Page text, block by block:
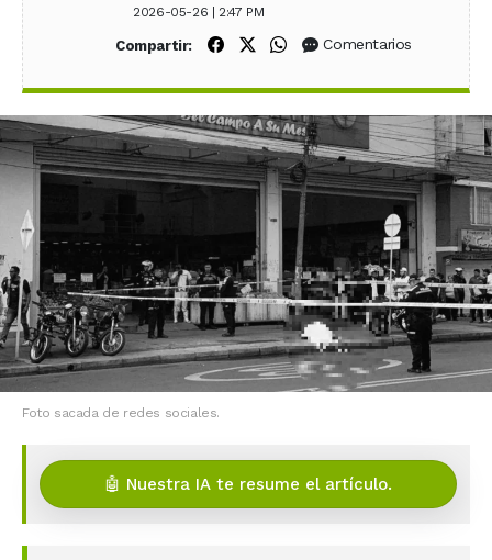
2026-05-26 | 2:47 PM
Compartir: Compartir en Facebook
Compartir en X (Twitter)
Compartir en WhatsApp
Comentarios
Foto sacada de redes sociales.
🤖 Nuestra IA te resume el artículo.